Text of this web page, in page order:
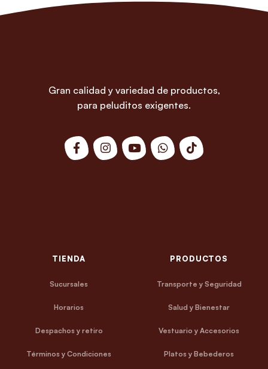
Gran calidad y variedad de productos,
para peluditos exigentes.
TIENDA
Sucursales
Horarios
Despachos y retiro
Términos y Condiciones
PRODUCTOS
Transporte y Seguridad
Salud y Bienestar
Vestuario y Accesorios
Platos y Bebederos